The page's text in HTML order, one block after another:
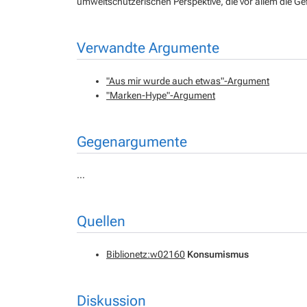
Verwandte Argumente
"Aus mir wurde auch etwas"-Argument
"Marken-Hype"-Argument
Gegenargumente
…
Quellen
Biblionetz:w02160 Konsumismus
Diskussion